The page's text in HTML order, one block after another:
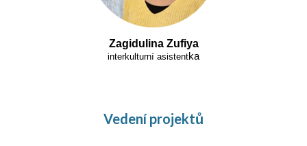
Zagidulina Zufiya
interkulturní asistentka
Vedení projektů